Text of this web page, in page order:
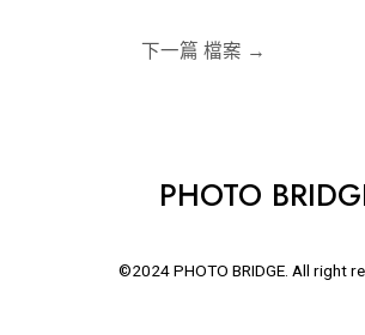
下一篇 檔案 →
PHOTO
©2024 PHOTO BRIDGE. All right